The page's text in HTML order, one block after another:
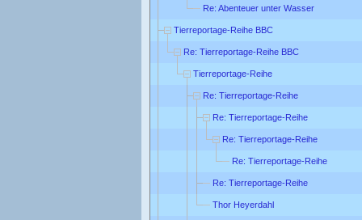
Re: Abenteuer unter Wasser
Tierreportage-Reihe BBC
Re: Tierreportage-Reihe BBC
Tierreportage-Reihe
Re: Tierreportage-Reihe
Re: Tierreportage-Reihe
Re: Tierreportage-Reihe
Re: Tierreportage-Reihe
Re: Tierreportage-Reihe
Thor Heyerdahl